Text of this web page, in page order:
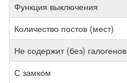
Функция выключения
Количество постов (мест)
Не содержит (без) галогенов
С замком